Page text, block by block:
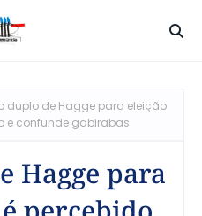
duplo de Hagge para eleição
e confunde gabirabas
Hagge para